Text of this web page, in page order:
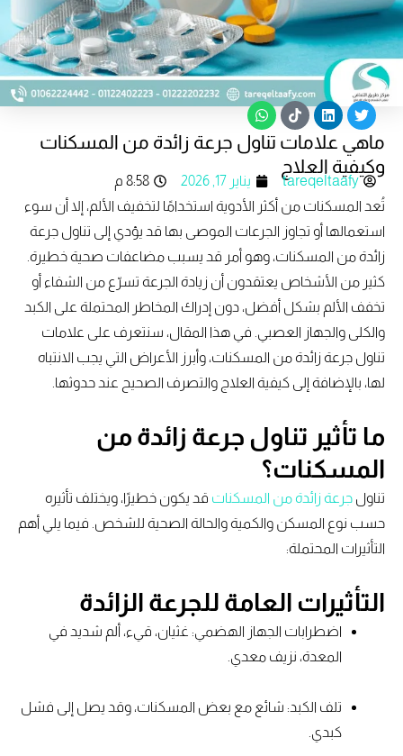
T
w
i
t
e
L
i
n
e
d
n
T
i
k
o
k
W
h
a
a
p
p
ماهي علامات تناول جرعة زائدة من المسكنات
وكيفية العلاج
tareqeltaafy يناير 17, 2026
8:58 م
تُعد المسكنات من أكثر الأدوية استخدامًا لتخفيف الألم، إلا أن سوء
استعمالها أو تجاوز الجرعات الموصى بها قد يؤدي إلى تناول جرعة
زائدة من المسكنات، وهو أمر قد يسبب مضاعفات صحية خطيرة.
كثير من الأشخاص يعتقدون أن زيادة الجرعة تسرّع من الشفاء أو
تخفف الألم بشكل أفضل، دون إدراك المخاطر المحتملة على الكبد
والكلى والجهاز العصبي. في هذا المقال، سنتعرف على علامات
تناول جرعة زائدة من المسكنات، وأبرز الأعراض التي يجب الانتباه
لها، بالإضافة إلى كيفية العلاج والتصرف الصحيح عند حدوثها.
ما تأثير تناول جرعة زائدة من
المسكنات؟
تناول جرعة زائدة من المسكناتقد يكون خطيرًا، ويختلف تأثيره
حسب نوع المسكن والكمية والحالة الصحية للشخص. فيما يلي أهم
التأثيرات المحتملة:
التأثيرات العامة للجرعة الزائدة
اضطرابات الجهاز الهضمي: غثيان، قيء، ألم شديد في
المعدة، نزيف معدي.
تلف الكبد: شائع مع بعض المسكنات، وقد يصل إلى فشل
كبدي.